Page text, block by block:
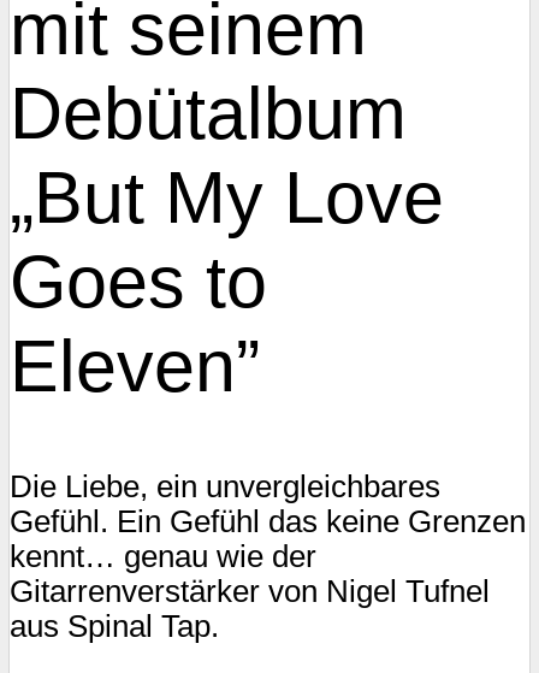
mit seinem
Debütalbum
„But My Love
Goes to
Eleven”
Die Liebe, ein unvergleichbares
Gefühl. Ein Gefühl das keine Grenzen
kennt… genau wie der
Gitarrenverstärker von Nigel Tufnel
aus Spinal Tap.